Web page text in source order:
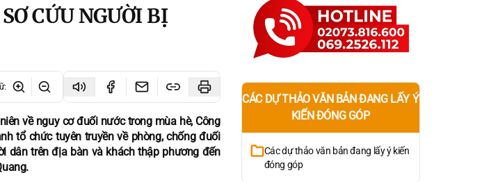
CỨU NGƯỜI BỊ
:
về nguy cơ đuối nước trong mùa hè, Công
tổ chức tuyên truyền về phòng, chống đuối
dân trên địa bàn và khách thập phương đến
CÁC DỰ THẢO VĂN BẢN ĐANG LẤY Ý
KIẾN ĐÓNG GÓP
Các dự thảo văn bản đang lấy ý kiến
đóng góp